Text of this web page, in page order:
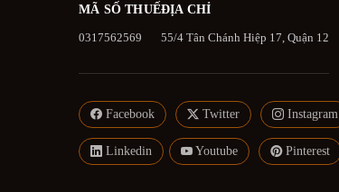
MÃ SỐ THUẾ
0317562569
ĐỊA CHỈ
55/4 Tân Chánh Hiệp 17, Quận 12
Facebook Twitter Instagram
Linkedin Youtube Pinterest